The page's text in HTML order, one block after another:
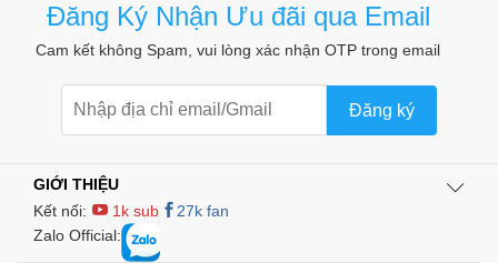
Đăng Ký Nhận Ưu đãi qua Email
Cam kết không Spam, vui lòng xác nhận OTP trong email
Đăng ký
GIỚI THIỆU
Kết nối:
1k sub
27k fan
Zalo Official: